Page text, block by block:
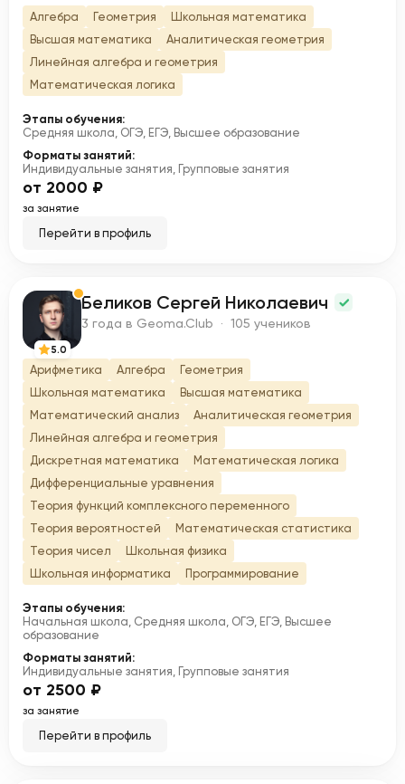
Алгебра Геометрия
Школьная математика
Высшая математика
Аналитическая геометрия
Линейная алгебра и геометрия
Математическая логика
Этапы обучения:
Средняя школа, ОГЭ, ЕГЭ, Высшее образование
Форматы занятий:
Индивидуальные занятия, Групповые занятия
от 2000 ₽
за занятие
Перейти в профиль
Б
5.0
Беликов Сергей Николаевич
3 года в Geoma.Club · 105 учеников
Арифметика Алгебра
Геометрия
Школьная математика
Высшая математика
Математический анализ
Аналитическая геометрия
Линейная алгебра и геометрия
Дискретная математика
Математическая логика
Дифференциальные уравнения
Теория функций комплексного переменного
Теория вероятностей
Математическая статистика
Теория чисел
Школьная физика
Школьная информатика
Программирование
Этапы обучения:
Начальная школа, Средняя школа, ОГЭ, ЕГЭ, Высшее
образование
Форматы занятий:
Индивидуальные занятия, Групповые занятия
от 2500 ₽
за занятие
Перейти в профиль